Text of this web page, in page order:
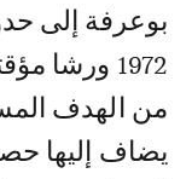
يضاف إليها